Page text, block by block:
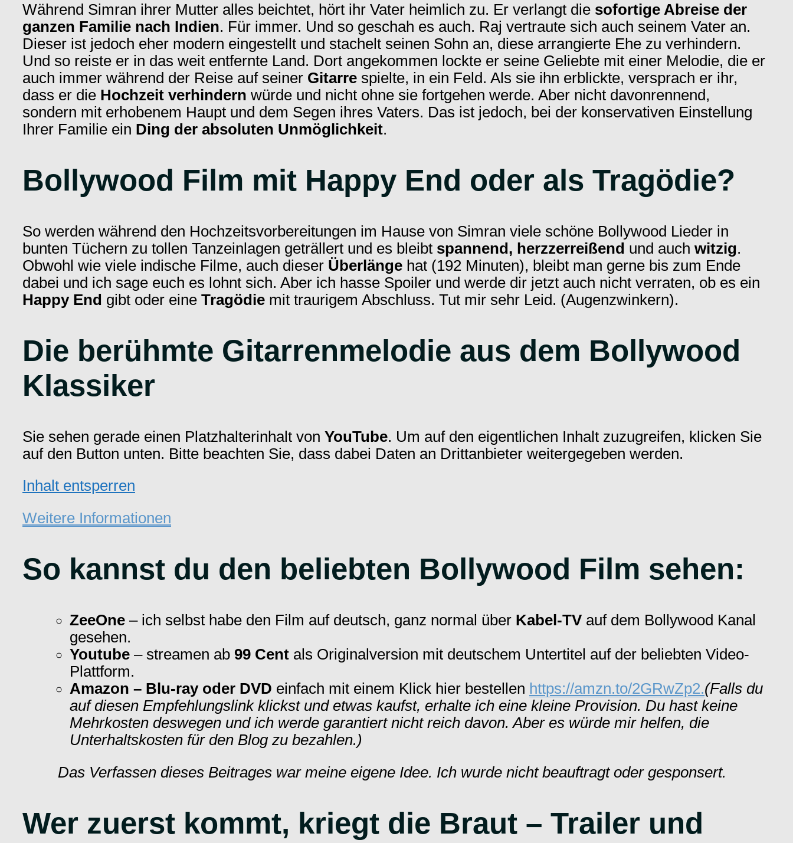
Während Simran ihrer Mutter alles beichtet, hört ihr Vater heimlich zu. Er verlangt die sofortige Abreise der
ganzen Familie nach Indien. Für immer. Und so geschah es auch. Raj vertraute sich auch seinem Vater an.
Dieser ist jedoch eher modern eingestellt und stachelt seinen Sohn an, diese arrangierte Ehe zu verhindern.
Und so reiste er in das weit entfernte Land. Dort angekommen lockte er seine Geliebte mit einer Melodie, die er
auch immer während der Reise auf seiner Gitarre spielte, in ein Feld. Als sie ihn erblickte, versprach er ihr,
dass er die Hochzeit verhindern würde und nicht ohne sie fortgehen werde. Aber nicht davonrennend,
sondern mit erhobenem Haupt und dem Segen ihres Vaters. Das ist jedoch, bei der konservativen Einstellung
Ihrer Familie ein Ding der absoluten Unmöglichkeit.
Bollywood Film mit Happy End oder als Tragödie?
So werden während den Hochzeitsvorbereitungen im Hause von Simran viele schöne Bollywood Lieder in
bunten Tüchern zu tollen Tanzeinlagen geträllert und es bleibt spannend, herzzerreißend und auch witzig.
Obwohl wie viele indische Filme, auch dieser Überlänge hat (192 Minuten), bleibt man gerne bis zum Ende
dabei und ich sage euch es lohnt sich. Aber ich hasse Spoiler und werde dir jetzt auch nicht verraten, ob es ein
Happy End gibt oder eine Tragödie mit traurigem Abschluss. Tut mir sehr Leid. (Augenzwinkern).
Die berühmte Gitarrenmelodie aus dem Bollywood
Klassiker
Sie sehen gerade einen Platzhalterinhalt von YouTube. Um auf den eigentlichen Inhalt zuzugreifen, klicken Sie
auf den Button unten. Bitte beachten Sie, dass dabei Daten an Drittanbieter weitergegeben werden.
Inhalt entsperren
Weitere Informationen
So kannst du den beliebten Bollywood Film sehen:
ZeeOne – ich selbst habe den Film auf deutsch, ganz normal über Kabel-TV auf dem Bollywood Kanal
gesehen.
Youtube – streamen ab 99 Cent als Originalversion mit deutschem Untertitel auf der beliebten Video-
Plattform.
Amazon – Blu-ray oder DVD einfach mit einem Klick hier bestellen https://amzn.to/2GRwZp2.(Falls du
auf diesen Empfehlungslink klickst und etwas kaufst, erhalte ich eine kleine Provision. Du hast keine
Mehrkosten deswegen und ich werde garantiert nicht reich davon. Aber es würde mir helfen, die
Unterhaltskosten für den Blog zu bezahlen.)
Das Verfassen dieses Beitrages war meine eigene Idee. Ich wurde nicht beauftragt oder gesponsert.
Wer zuerst kommt, kriegt die Braut – Trailer und